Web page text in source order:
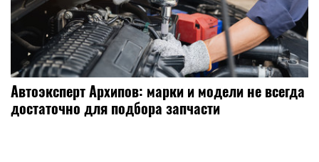
Автоэксперт Архипов: марки и модели не всегда
достаточно для подбора запчасти